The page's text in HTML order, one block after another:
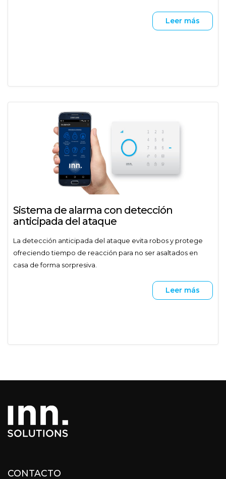
Leer más
Sistema de alarma con detección
anticipada del ataque
La detección anticipada del ataque evita robos y protege
ofreciendo tiempo de reacción para no ser asaltados en
casa de forma sorpresiva.
Leer más
CONTACTO